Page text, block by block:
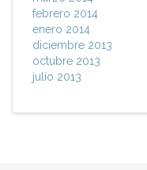
febrero 2014
enero 2014
diciembre 2013
octubre 2013
julio 2013